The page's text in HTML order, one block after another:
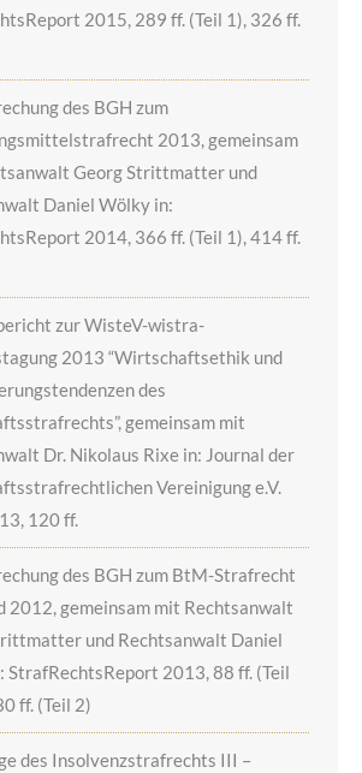
2015, 289 ff. (Teil 1), 326 ff.
des BGH zum
2013, gemeinsam
Georg Strittmatter und
Daniel Wölky in:
2014, 366 ff. (Teil 1), 414 ff.
zur WisteV-wistra-
2013 “Wirtschaftsethik und
des
gemeinsam mit
Dr. Nikolaus Rixe in: Journal der
Vereinigung e.V.
120 ff.
des BGH zum BtM-Strafrecht
2012, gemeinsam mit Rechtsanwalt
und Rechtsanwalt Daniel
StrafRechtsReport 2013, 88 ff. (Teil
ff. (Teil 2)
des Insolvenzstrafrechts III –